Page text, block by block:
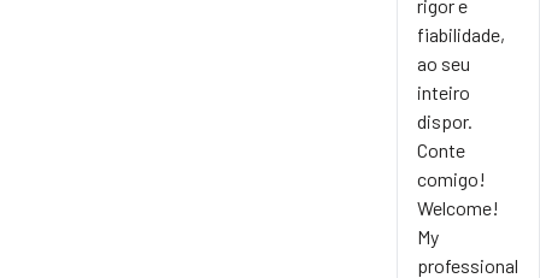
rigor e
fiabilidade,
ao seu
inteiro
dispor.
Conte
comigo!
Welcome!
My
professional